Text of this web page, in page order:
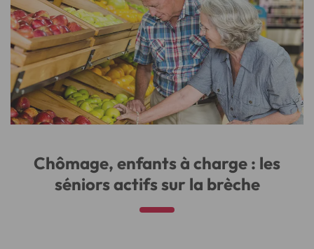
Chômage, enfants à charge : les
séniors actifs sur la brèche